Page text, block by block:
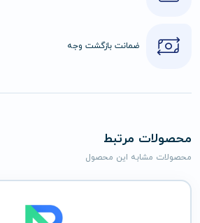
ضمانت بازگشت وجه
محصولات مرتبط
محصولات مشابه این محصول